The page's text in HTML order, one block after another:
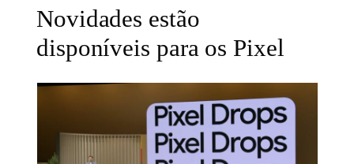
Novidades estão
disponíveis para os Pixel